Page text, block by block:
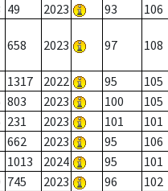
49 2023 93 106
658 2023 97 108
1317 2022 95 105
803 2023 100 105
231 2023 101 101
662 2023 95 106
1013 2024 95 101
745 2023 96 102